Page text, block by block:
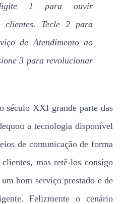
1 para ouvir
clientes. Tecle 2 para
de Atendimento ao
3 para revolucionar
século XXI grande parte das
a tecnologia disponível
de comunicação de forma
mas retê-los consigo
bom serviço prestado e de
Felizmente o cenário